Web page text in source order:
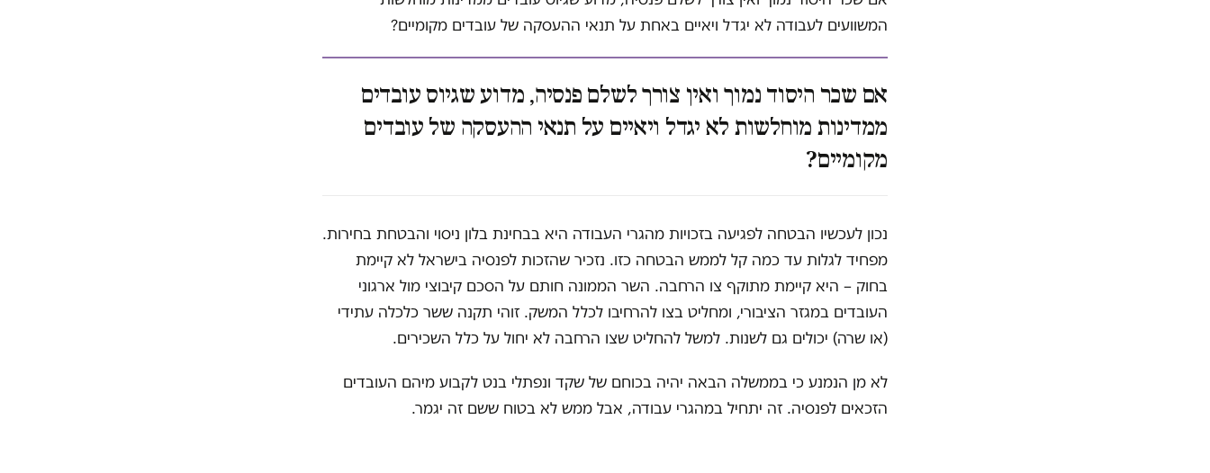
המשוועים לעבודה לא יגדל ויאיים באחת על תנאי ההעסקה של עובדים מקומיים?
אם שכר היסוד נמוך ואין צורך לשלם פנסיה, מדוע שגיוס עובדים
ממדינות מוחלשות לא יגדל ויאיים על תנאי ההעסקה של עובדים
מקומיים?
נכון לעכשיו הבטחה לפגיעה בזכויות מהגרי העבודה היא בבחינת בלון ניסוי והבטחת בחירות.
מפחיד לגלות עד כמה קל לממש הבטחה כזו. נזכיר שהזכות לפנסיה בישראל לא קיימת
בחוק – היא קיימת מתוקף צו הרחבה. השר הממונה חותם על הסכם קיבוצי מול ארגוני
העובדים במגזר הציבורי, ומחליט בצו להרחיבו לכלל המשק. זוהי תקנה ששר כלכלה עתידי
(או שרה) יכולים גם לשנות. למשל להחליט שצו הרחבה לא יחול על כלל השכירים.
לא מן הנמנע כי בממשלה הבאה יהיה בכוחם של שקד ונפתלי בנט לקבוע מיהם העובדים
הזכאים לפנסיה. זה יתחיל במהגרי עבודה, אבל ממש לא בטוח ששם זה יגמר.